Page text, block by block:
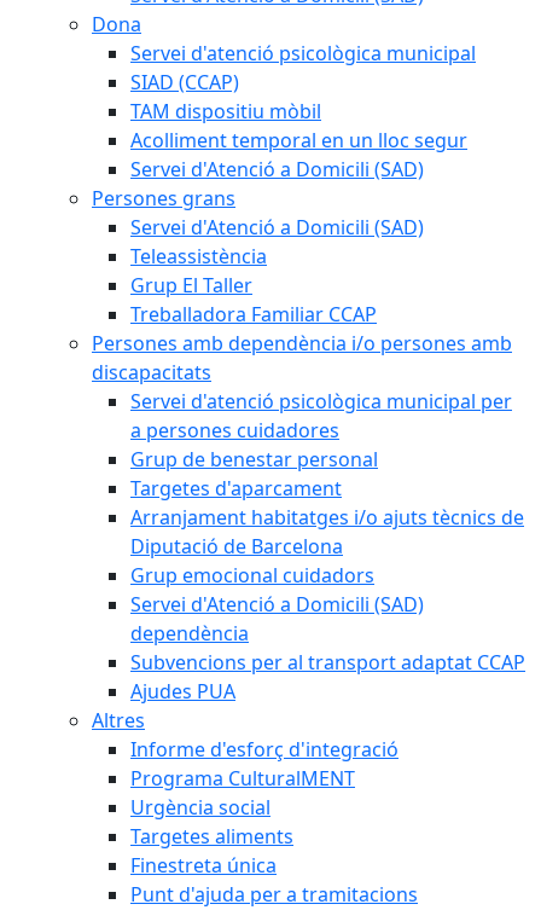
Dona
Servei d'atenció psicològica municipal
SIAD (CCAP)
TAM dispositiu mòbil
Acolliment temporal en un lloc segur
Servei d'Atenció a Domicili (SAD)
Persones grans
Servei d'Atenció a Domicili (SAD)
Teleassistència
Grup El Taller
Treballadora Familiar CCAP
Persones amb dependència i/o persones amb
discapacitats
Servei d'atenció psicològica municipal per
a persones cuidadores
Grup de benestar personal
Targetes d'aparcament
Arranjament habitatges i/o ajuts tècnics de
Diputació de Barcelona
Grup emocional cuidadors
Servei d'Atenció a Domicili (SAD)
dependència
Subvencions per al transport adaptat CCAP
Ajudes PUA
Altres
Informe d'esforç d'integració
Programa CulturalMENT
Urgència social
Targetes aliments
Finestreta única
Punt d'ajuda per a tramitacions